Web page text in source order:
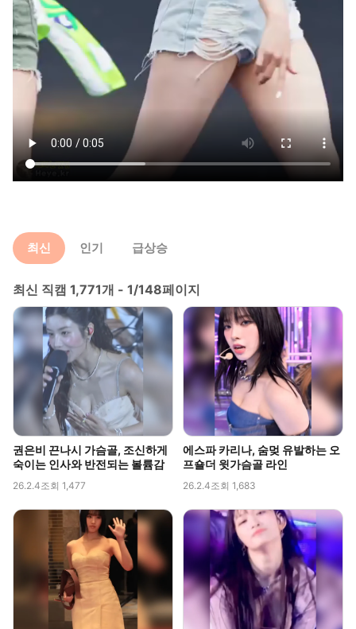
최신 인기 급상승
최신 직캠 1,771개 - 1/148페이지
권은비 끈나시 가슴골, 조신하게
숙이는 인사와 반전되는 볼륨감
26.2.4조회 1,477
에스파 카리나, 숨멎 유발하는 오
프숄더 윗가슴골 라인
26.2.4조회 1,683